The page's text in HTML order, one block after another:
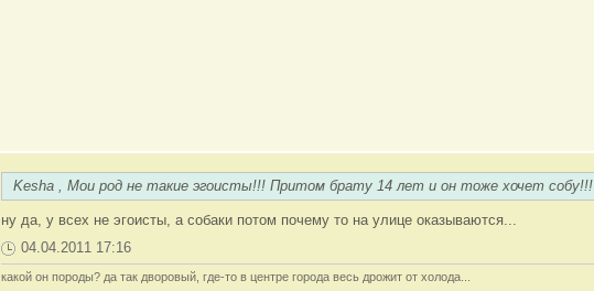
Kesha , Мои род не такие эгоисты!!! Притом брату 14 лет и он тоже хочет собу!!!
ну да, у всех не эгоисты, а собаки потом почему то на улице оказываются...
04.04.2011 17:16
какой он породы? да так дворовый, где-то в центре города весь дрожит от холода...